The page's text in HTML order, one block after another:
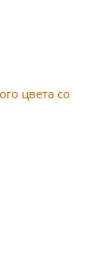
цвета со